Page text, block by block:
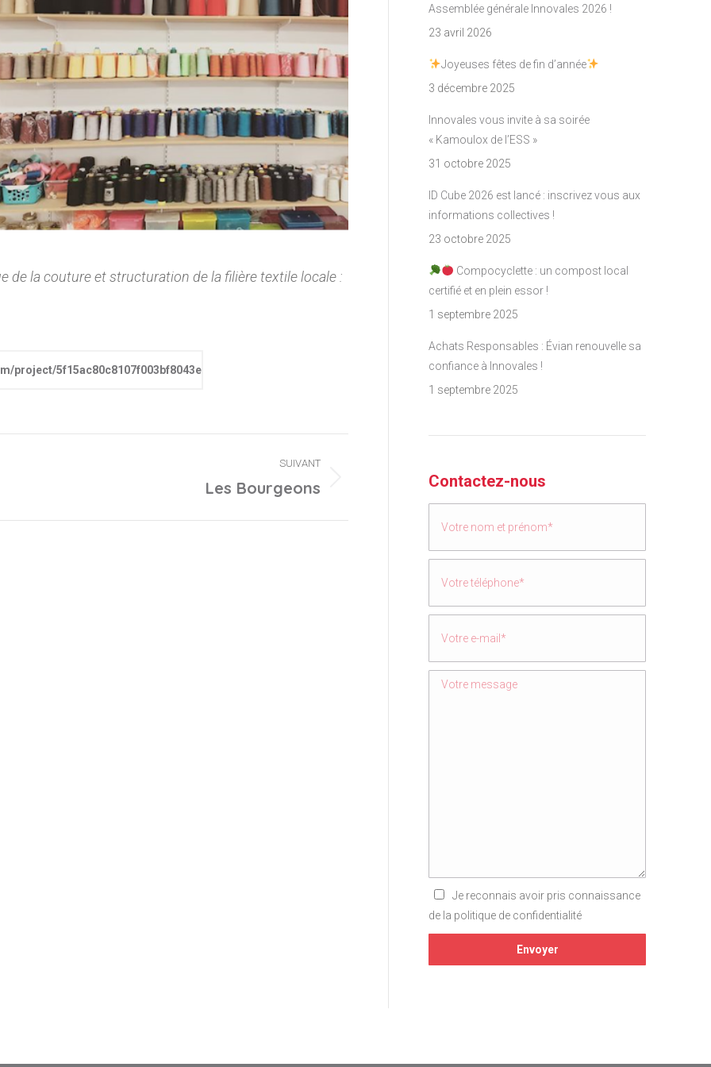
Assemblée générale Innovales 2026 !
23 avril 2026
Joyeuses fêtes de fin d’année
3 décembre 2025
Innovales vous invite à sa soirée
« Kamoulox de l’ESS »
31 octobre 2025
ID Cube 2026 est lancé : inscrivez vous aux
informations collectives !
23 octobre 2025
Compocyclette : un compost local
certifié et en plein essor !
1 septembre 2025
Achats Responsables : Évian renouvelle sa
confiance à Innovales !
1 septembre 2025
Contactez-nous
Je reconnais avoir pris connaissance
de la politique de confidentialité
de la couture et structuration de la filière textile locale :
project/5f15ac80c8107f003bf8043e
SUIVANT
Les Bourgeons